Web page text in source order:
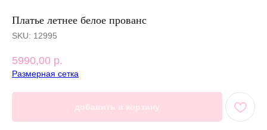
Платье летнее белое прованс
SKU: 12995
5990,00 р.
Размерная сетка
добавить в корзину